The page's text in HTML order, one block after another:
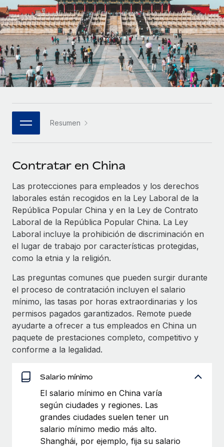
INFRAESTRUCTURA
Conexión Remote
Integra los RR. HH. en tus flujos de trabajo sin
complicaciones.
Plataforma
Funciones esenciales de RR. HH. integradas para tu
Conectar
Conecta cualquier herramienta de IA con Remote
Optimiza los procesos con herramientas empresariales
esenciales.
SERVICIOS
Pregunta a un experto
Obtén ayuda de gente experta en RR. HH. globales
y cumplimiento normativo.
Comprobaciones de antecedentes
Simplifica los procesos de cribado de candidatos.
Cumplimiento normativo
Adelántate a los riesgos de cumplimiento
normativo.
Proporciona dispositivos tecnológicos y contrólalos
en todo el mundo.
Apertura de entidades
Abre entidades conforme a la legalidad enseguida.
Movilidad y reubicación
Mediana empresa
Amplía tu equipo con soluciones de RR. HH.
personalizadas.
Empresa
RR. HH. globales para grandes empresas.
ASOCIARSE
Socios tecnológicos estratégicos
Integra la gestión de los RR. HH. globales en tu
Asociarse
Remote Build Próximamente
Consultoría de integraciones y automatización con IA.
CASOS PRÁCTICOS
Guías y recursos
Casos prácticos
Glosario de RR. HH.
Listas de verificación y plantillas
Biblioteca de descripciones de puestos
Webinarios
Información sobre salarios y talento
Centro de información
Obtén ayuda
Consulta todos los recursos
Nómina global
EOR y PEO
Contractor Management
Impuestos
Novedades de producto de Remote:
Integraciones con Gusto y Xero y Contractor
Management Plus
Español
Italiano
Português (Portugal)
日本語
한국어
中文（简体）Resumen
Contratar en China
Las protecciones para empleados y los derechos
laborales están recogidos en la Ley Laboral de la
República Popular China y en la Ley de Contrato
Laboral de la República Popular China. La Ley
Laboral incluye la prohibición de discriminación en
el lugar de trabajo por características protegidas,
como la etnia y la religión.
Las preguntas comunes que pueden surgir durante
el proceso de contratación incluyen el salario
mínimo, las tasas por horas extraordinarias y los
permisos pagados garantizados. Remote puede
ayudarte a ofrecer a tus empleados en China un
paquete de prestaciones completo, competitivo y
conforme a la legalidad.
Salario mínimo
El salario mínimo en China varía
según ciudades y regiones. Las
grandes ciudades suelen tener un
salario mínimo medio más alto.
Shanghái, por ejemplo, fija su salario